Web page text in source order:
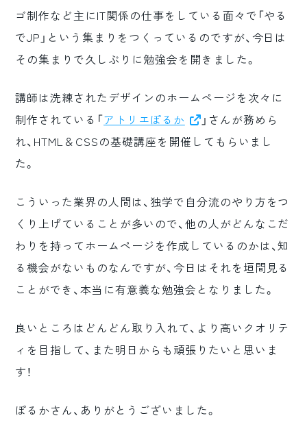
ロゴマーク制作
ゴ制作など主にIT関係の仕事をしている面々で「やる
でJP」という集まりをつくっているのですが、今日は
その集まりで久しぶりに勉強会を開きました。
講師は洗練されたデザインのホームページを次々に
制作されている「 アトリエぽるか
」さんが務めら
れ、HTML＆CSSの基礎講座を開催してもらいまし
た。
こういった業界の人間は、独学で自分流のやり方をつ
くり上げていることが多いので、他の人がどんなこだ
わりを持ってホームページを作成しているのかは、知
る機会がないものなんですが、今日はそれを垣間見る
ことができ、本当に有意義な勉強会となりました。
良いところはどんどん取り入れて、より高いクオリテ
ィを目指して、また明日からも頑張りたいと思いま
す！
ぽるかさん、ありがとうございました。